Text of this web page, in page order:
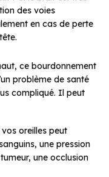
des voies
en cas de perte
ce bourdonnement
problème de santé
compliqué. Il peut
oreilles peut
une pression
une occlusion